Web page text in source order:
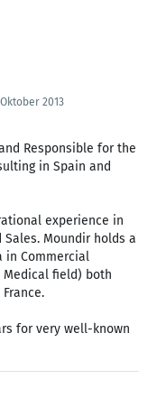
2013
Responsible for the
in Spain and
experience in
Moundir holds a
in Commercial
field) both
for very well-known